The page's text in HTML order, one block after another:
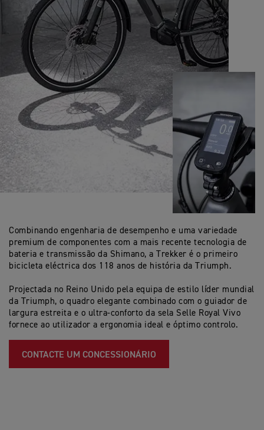
Combinando engenharia de desempenho e uma variedade
premium de componentes com a mais recente tecnologia de
bateria e transmissão da Shimano, a Trekker é o primeiro
bicicleta eléctrica dos 118 anos de história da Triumph.
Projectada no Reino Unido pela equipa de estilo líder mundial
da Triumph, o quadro elegante combinado com o guiador de
largura estreita e o ultra-conforto da sela Selle Royal Vivo
fornece ao utilizador a ergonomia ideal e óptimo controlo.
CONTACTE UM CONCESSIONÁRIO